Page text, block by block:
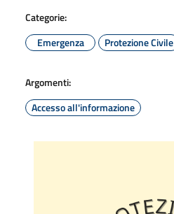
Categorie:
Emergenza
Protezione Civile
Argomenti:
Accesso all'informazione